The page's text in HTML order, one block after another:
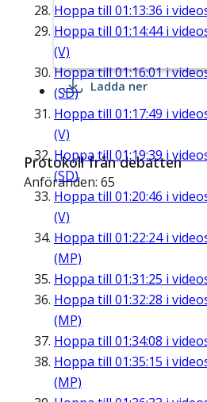
Hoppa till 01:13:36 i
Hoppa till 01:14:44i
(V)
Hoppa till01:16:01i
(SD)
Hoppa till 01:17:49 i
(V)
Hoppa till 01:19:39 i
(SD)
Hoppa till 01:20:46 i
(V)
Hoppa till 01:22:24i
(MP)
Hoppa till 01:31:25 i
Hoppa till 01:32:28 i
(MP)
Hoppa till 01:34:08 i
Hoppa till 01:35:15 i
(MP)
Ladda ner
Protokoll från debatten
Anföranden: 65